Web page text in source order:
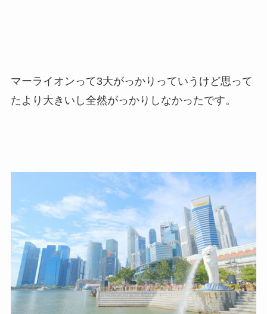
マーライオンって3大がっかりっていうけど思って
たより大きいし全然がっかりしなかったです。